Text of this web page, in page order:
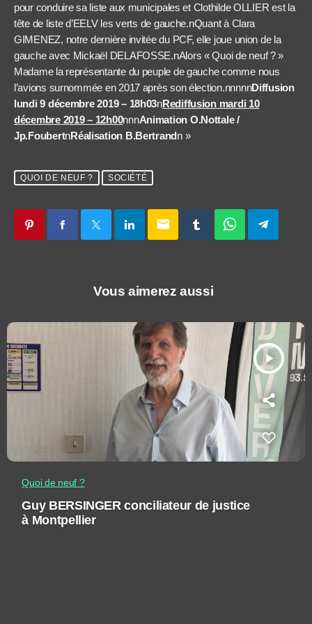
pour conduire sa liste aux municipales et Clothilde OLLIER est la
tête de liste d’EELV les verts de gauche.nQuant à Clara
GIMENEZ, notre dernière invitée du PCF, elle joue union de la
gauche avec Mickaël DELAFOSSE.nAlors « Quoi de neuf ? »
Madame la représentante du peuple de gauche comme nous
l’avions surnommée en 2017 après son élection.nnnnnDiffusion
lundi 9 décembre 2019 – 18h03nRediffusion mardi 10
décembre 2019 – 12h00nnnAnimation O.Nottale /
Jp.FoubertnRéalisation B.Bertrandn »
QUOI DE NEUF ? SOCIÉTÉ
email
Vous aimerez aussi
play_arrow
Quoi de neuf ?
Guy BERSINGER conciliateur de justice
à Montpellier